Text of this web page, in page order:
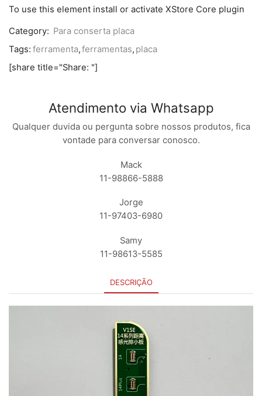
To use this element install or activate XStore Core plugin
Category: Para conserta placa
Tags: ferramenta,ferramentas, placa
[share title="Share: "]
Atendimento via Whatsapp
Qualquer duvida ou pergunta sobre nossos produtos, fica
vontade para conversar conosco.
Mack
11-98866-5888
Jorge
11-97403-6980
Samy
11-98613-5585
DESCRIÇÃO